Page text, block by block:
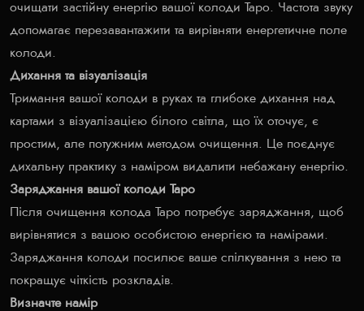
очищати застійну енергію вашої колоди Таро. Частота звуку
допомагає перезавантажити та вирівняти енергетичне поле
колоди.
Дихання та візуалізація
Тримання вашої колоди в руках та глибоке дихання над
картами з візуалізацією білого світла, що їх оточує, є
простим, але потужним методом очищення. Це поєднує
дихальну практику з наміром видалити небажану енергію.
Заряджання вашої колоди Таро
Після очищення колода Таро потребує заряджання, щоб
вирівнятися з вашою особистою енергією та намірами.
Заряджання колоди посилює ваше спілкування з нею та
покращує чіткість розкладів.
Визначте намір